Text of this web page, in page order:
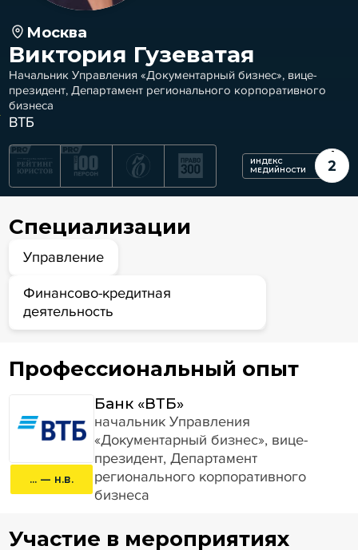
Москва
Виктория Гузеватая
Начальник Управления «Документарный бизнес», вице-
президент, Департамент регионального корпоративного
бизнеса
ВТБ
ИНДЕКС
МЕДИЙНОСТИ
2
Специализации
Управление
Финансово-кредитная
деятельность
Профессиональный опыт
... — н.в.
Банк «ВТБ»
начальник Управления
«Документарный бизнес», вице-
президент, Департамент
регионального корпоративного
бизнеса
Участие в мероприятиях